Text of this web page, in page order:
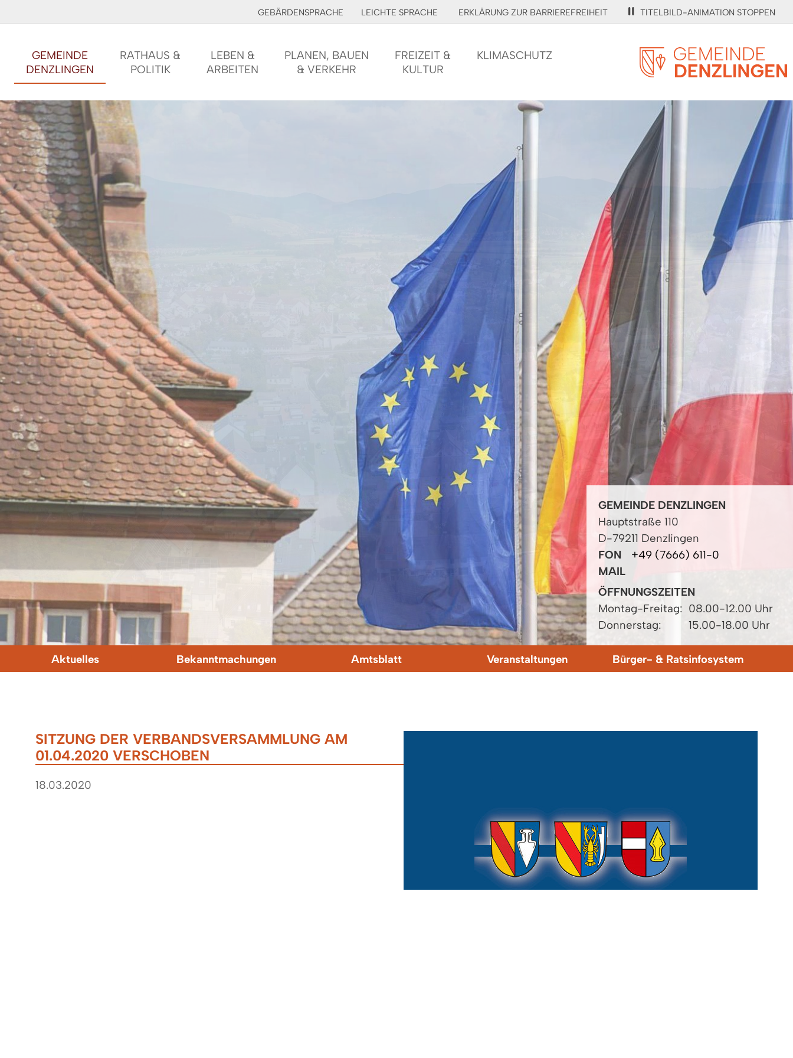
GEBÄRDENSPRACHE LEICHTE SPRACHE ERKLÄRUNG ZUR BARRIEREFREIHEIT TITELBILD-ANIMATION STOPPEN
GEMEINDE
DENZLINGEN
RATHAUS &
POLITIK
LEBEN &
ARBEITEN
PLANEN, BAUEN
& VERKEHR
FREIZEIT &
KULTUR
KLIMASCHUTZ
GEMEINDE DENZLINGEN
Hauptstraße 110
D-79211 Denzlingen
FON
+49 (7666) 611-0
MAIL
ÖFFNUNGSZEITEN
Montag-Freitag: 08.00-12.00 Uhr
Donnerstag:
15.00-18.00 Uhr
Aktuelles Bekanntmachungen Amtsblatt Veranstaltungen Bürger- & Ratsinfosystem
SITZUNG DER VERBANDSVERSAMMLUNG AM
01.04.2020 VERSCHOBEN
18.03.2020